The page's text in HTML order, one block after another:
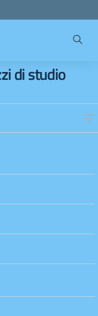
di studio